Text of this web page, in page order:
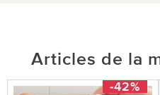
Articles de la
-42%